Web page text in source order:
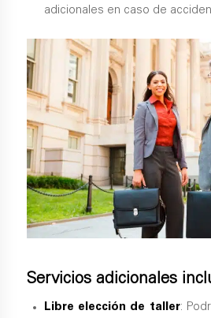
adicionales en caso de
Servicios adicionales
Libre elección de taller: